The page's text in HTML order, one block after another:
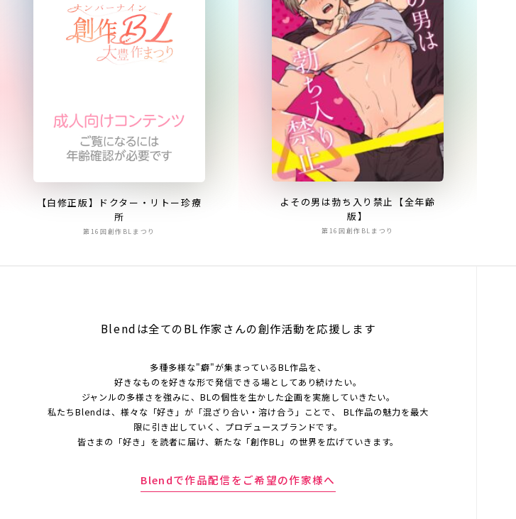
【白修正版】ドクター・リトー珍療
所
第16回創作BLまつり
よその男は勃ち入り禁止【全年齢
版】
第16回創作BLまつり
Blendは全てのBL作家さんの創作活動を応援します
多種多様な"癖"が集まっているBL作品を、
好きなものを好きな形で発信できる場としてあり続けたい。
ジャンルの多様さを強みに、BLの個性を生かした企画を実施していきたい。
私たちBlendは、様々な「好き」が「混ざり合い・溶け合う」ことで、 BL作品の魅力を最大
限に引き出していく、プロデュースブランドです。
皆さまの「好き」を読者に届け、新たな「創作BL」の世界を広げていきます。
Blendで作品配信をご希望の作家様へ